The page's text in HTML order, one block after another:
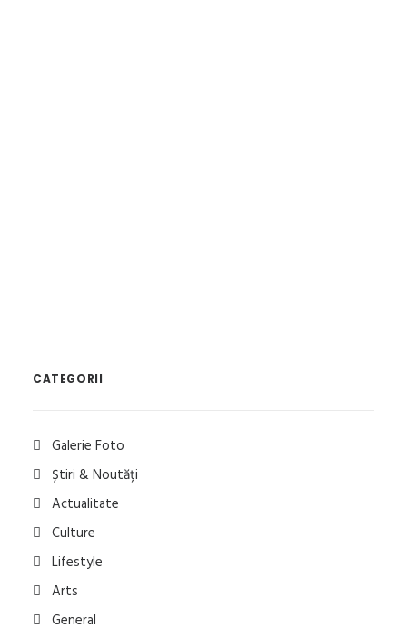
CATEGORII
Galerie Foto
Știri & Noutăți
Actualitate
Culture
Lifestyle
Arts
General